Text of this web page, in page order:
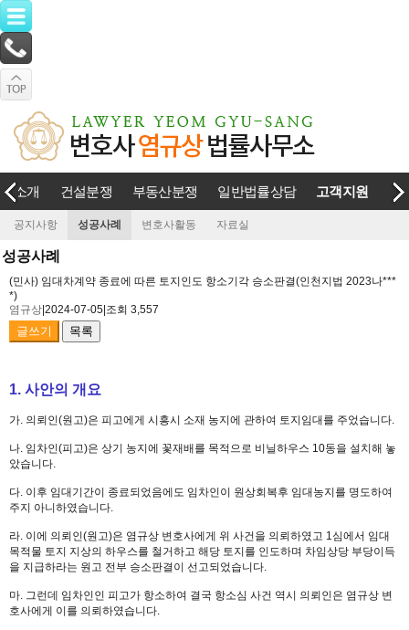
소개 건설분쟁 부동산분쟁 일반법률상담 고객지원
공지사항 성공사례 변호사활동 자료실
성공사례
(민사) 임대차계약 종료에 따른 토지인도 항소기각 승소판결(인천지법 2023나***
*)
염규상 2024-07-05 조회 3,557
글쓰기 목록
1. 사안의 개요
가. 의뢰인(원고)은 피고에게 시흥시 소재 농지에 관하여 토지임대를 주었습니다.
나. 임차인(피고)은 상기 농지에 꽃재배를 목적으로 비닐하우스 10동을 설치해 놓
았습니다.
다. 이후 임대기간이 종료되었음에도 임차인이 원상회복후 임대농지를 명도하여
주지 아니하였습니다.
라. 이에 의뢰인(원고)은 염규상 변호사에게 위 사건을 의뢰하였고 1심에서 임대
목적물 토지 지상의 하우스를 철거하고 해당 토지를 인도하며 차임상당 부당이득
을 지급하라는 원고 전부 승소판결이 선고되었습니다.
마. 그런데 임차인인 피고가 항소하여 결국 항소심 사건 역시 의뢰인은 염규상 변
호사에게 이를 의뢰하였습니다.